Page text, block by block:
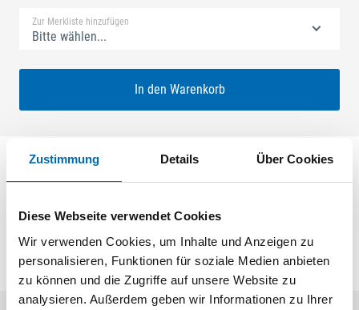
Zustimmung Details Über Cookies
Diese Webseite verwendet Cookies
Wir verwenden Cookies, um Inhalte und Anzeigen zu
personalisieren, Funktionen für soziale Medien anbieten
zu können und die Zugriffe auf unsere Website zu
analysieren. Außerdem geben wir Informationen zu Ihrer
Zur Merkliste hinzufügen
Bitte wählen...
In den Warenkorb
Schließplatte für Secury 19 U-Profil 35x6mm
Länge=120mm Nutlage 12mm X=27mm mit Endstück
4P